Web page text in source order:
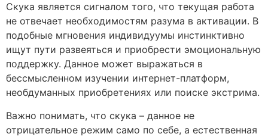
Скука является сигналом того, что текущая работа
не отвечает необходимостям разума в активации. В
подобные мгновения индивидуумы инстинктивно
ищут пути развеяться и приобрести эмоциональную
поддержку. Данное может выражаться в
бессмысленном изучении интернет-платформ,
необдуманных приобретениях или поиске экстрима.
Важно понимать, что скука – данное не
отрицательное режим само по себе, а естественная